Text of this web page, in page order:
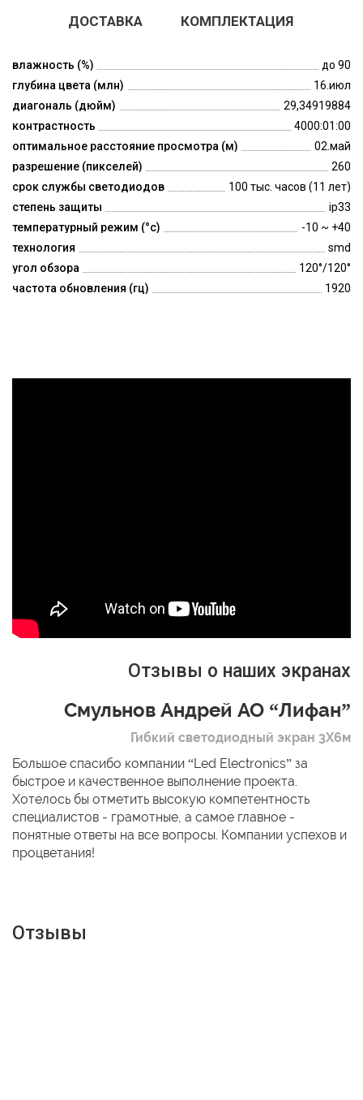
ДОСТАВКА КОМПЛЕКТАЦИЯ
влажность (%)
до 90
глубина цвета (млн)
16.июл
диагональ (дюйм)
29,34919884
контрастность
4000:01:00
оптимальное расстояние просмотра (м)
02.май
разрешение (пикселей)
260
срок службы светодиодов
100 тыс. часов (11 лет)
степень защиты
ip33
температурный режим (°c)
-10 ~ +40
технология
smd
угол обзора
120°/120°
частота обновления (гц)
1920
Отзывы о наших экранах
Смульнов Андрей АО “Лифан”
Гибкий светодиодный экран 3Х6м
Большое спасибо компании “Led Electronics” за
быстрое и качественное выполнение проекта.
Хотелось бы отметить высокую компетентность
специалистов - грамотные, а самое главное -
понятные ответы на все вопросы. Компании успехов и
процветания!
Отзывы